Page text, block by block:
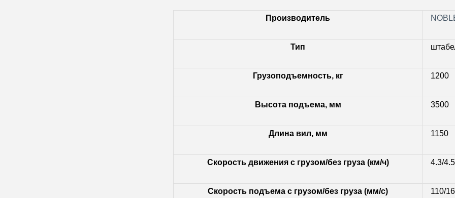
Производитель
Тип
Грузоподъемность, кг 1200
Высота подъема, мм 3500
Длина вил, мм 1150
Скорость движения с грузом/без груза (км/ч) 4.3/4.5
Скорость подъема с грузом/без груза (мм/с) 110/